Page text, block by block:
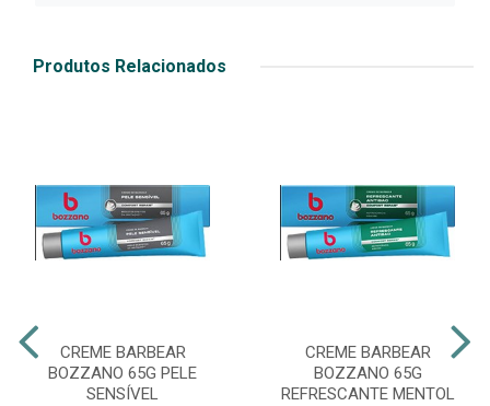
Produtos Relacionados
CREME BARBEAR
BOZZANO 65G PELE
SENSÍVEL
CREME BARBEAR
BOZZANO 65G
REFRESCANTE MENTOL